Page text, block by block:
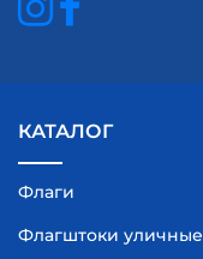
КАТАЛОГ
Флаги
Флагштоки уличные